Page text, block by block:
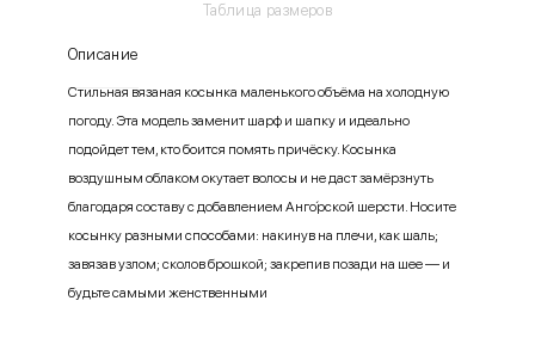
Таблица размеров
Описание
Стильная вязаная косынка маленького объёма на холодную
погоду. Эта модель заменит шарф и шапку и идеально
подойдет тем, кто боится помять причёску. Косынка
воздушным облаком окутает волосы и не даст замёрзнуть
благодаря составу с добавлением Анго́рской шерсти. Носите
косынку разными способами: накинув на плечи, как шаль;
завязав узлом; сколов брошкой; закрепив позади на шее — и
будьте самыми женственными